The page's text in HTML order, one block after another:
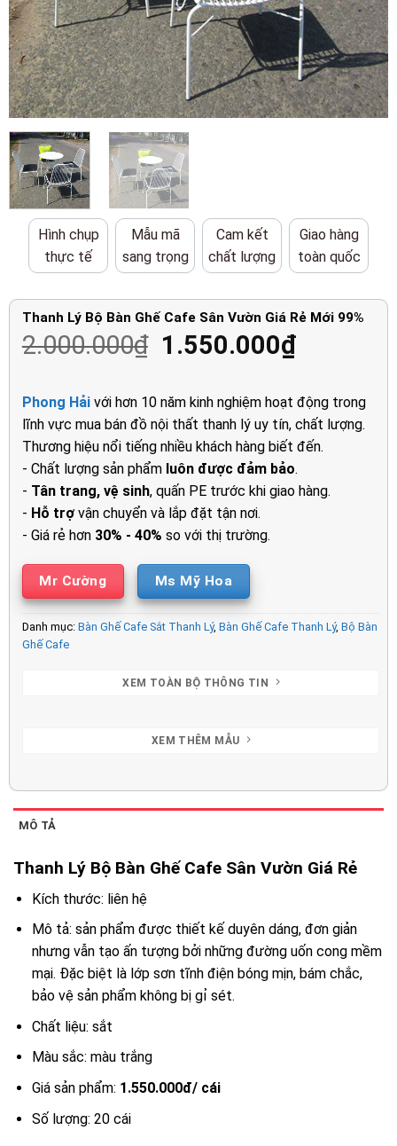
Hình chụp
thực tế
Mẫu mã
sang trọng
Cam kết
chất lượng
Giao hàng
toàn quốc
Thanh Lý Bộ Bàn Ghế Cafe Sân Vườn Giá Rẻ Mới 99%
2.000.000₫ Giá
là:
2.000.000₫.
1.550.000₫Giá
tại
là:
Phong Hảivới hơn 10 năm kinh nghiệm hoạt động trong
lĩnh vực mua bán đồ nội thất thanh lý uy tín, chất lượng.
Thương hiệu nổi tiếng nhiều khách hàng biết đến.
- Chất lượng sản phẩm luôn được đảm bảo.
- Tân trang, vệ sinh, quấn PE trước khi giao hàng.
- Hỗ trợvận chuyển và lắp đặt tận nơi.
- Giá rẻ hơn 30% - 40% so với thị trường.
Mr Cường Ms Mỹ Hoa
Danh mục: Bàn Ghế Cafe Sắt Thanh Lý, Bàn Ghế Cafe Thanh Lý, Bộ Bàn
Ghế Cafe
XEM TOÀN BỘ THÔNG TIN
XEM THÊM MẪU
MÔ TẢ
Thanh Lý Bộ Bàn Ghế Cafe Sân Vườn Giá Rẻ
Kích thước: liên hệ
Mô tả: sản phẩm được thiết kế duyên dáng, đơn giản
nhưng vẫn tạo ấn tượng bởi những đường uốn cong mềm
mại. Đặc biệt là lớp sơn tĩnh điện bóng mịn, bám chắc,
bảo vệ sản phẩm không bị gỉ sét.
Chất liệu: sắt
Màu sắc: màu trắng
Giá sản phẩm: 1.550.000đ/ cái
Số lượng: 20 cái